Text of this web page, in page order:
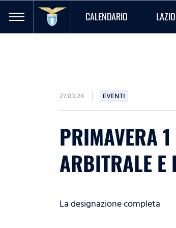
CALENDARIO
27.03.24 EVENTI
PRIMAVERA
ARBITRALE E
La designazione completa